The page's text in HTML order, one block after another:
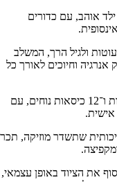
עם כדורים
ולגיל הרך, המשלב
וחיוכים לאורך כל
– 3 שולחנות פעילות ו־12 כיסאות נוחים, עם
שתשדר מוזיקה, תכריז
את הציוד באופן עצמאי,